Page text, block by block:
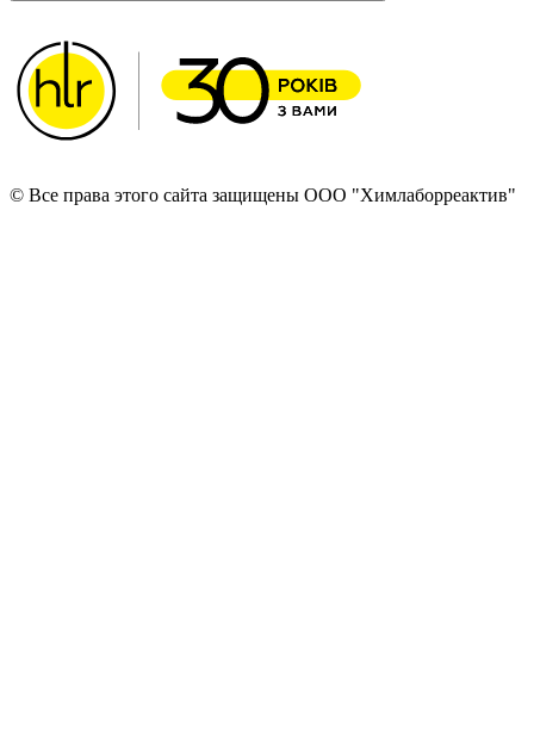
© Все права этого сайта защищены ООО "Химлаборреактив"